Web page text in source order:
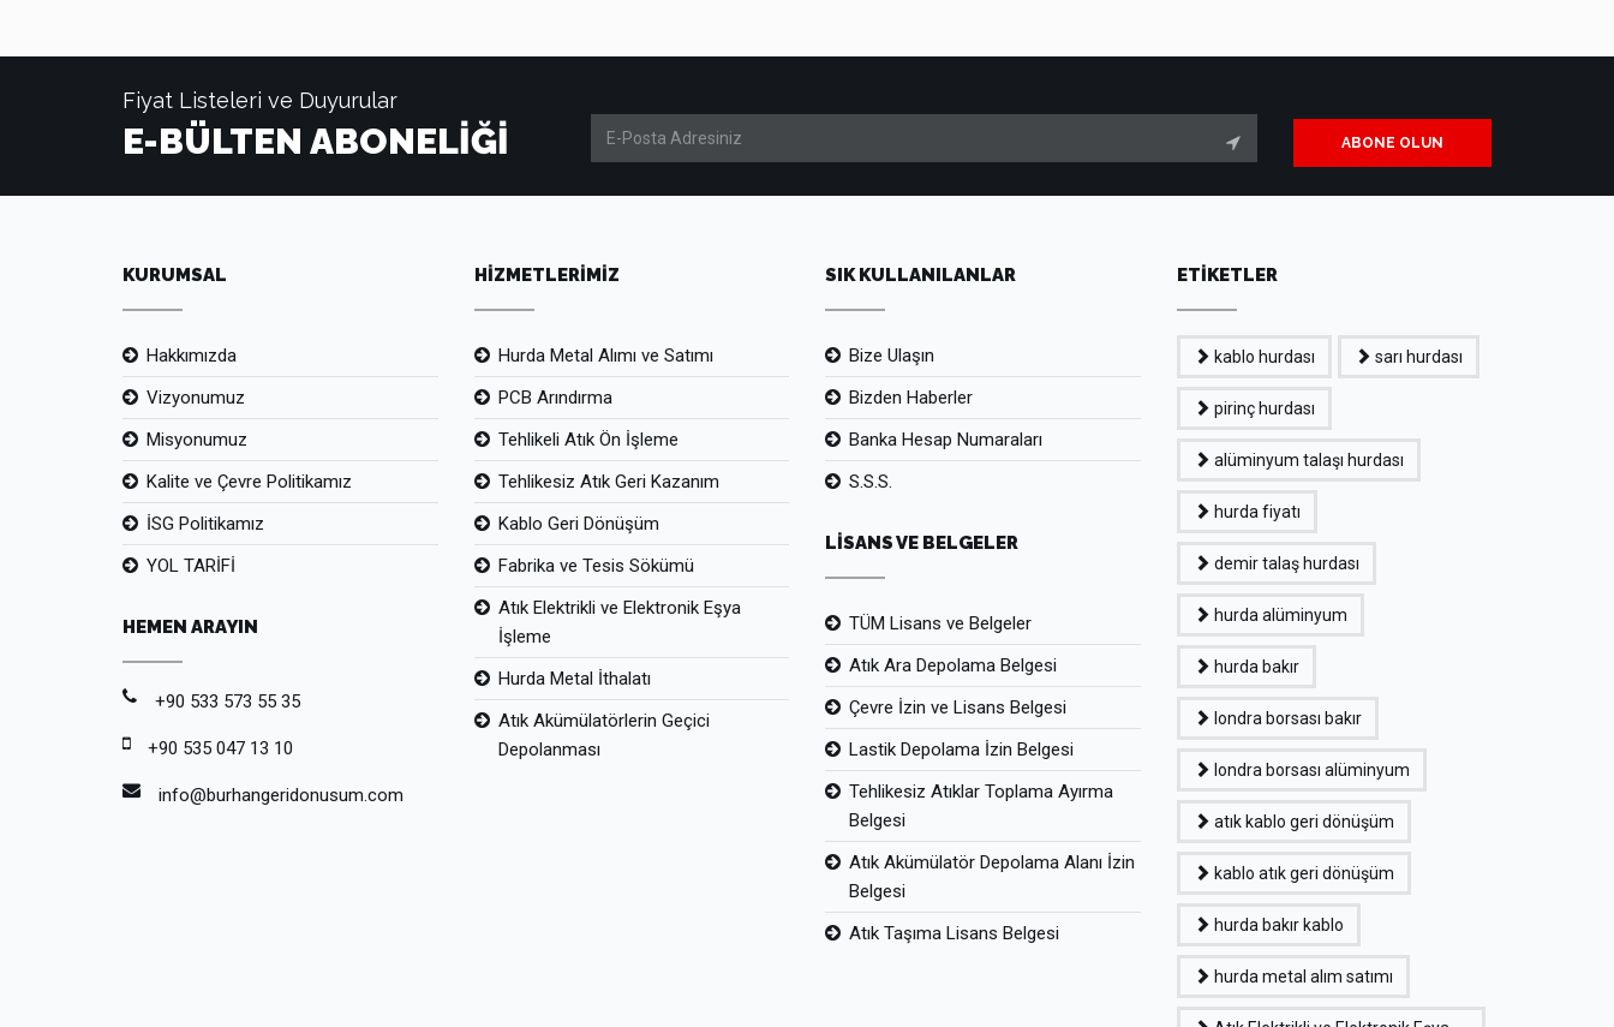
Fiyat Listeleri ve Duyurular
E-BÜLTEN ABONELİĞİ ABONE OLUN
KURUMSAL
Hakkımızda
Vizyonumuz
Misyonumuz
Kalite ve Çevre Politikamız
İSG Politikamız
YOL TARİFİ
HEMEN ARAYIN
+90 533 573 55 35
+90 535 047 13 10
info@burhangeridonusum.com
HİZMETLERİMİZ
Hurda Metal Alımı ve Satımı
PCB Arındırma
Tehlikeli Atık Ön İşleme
Tehlikesiz Atık Geri Kazanım
Kablo Geri Dönüşüm
Fabrika ve Tesis Sökümü
Atık Elektrikli ve Elektronik Eşya
İşleme
Hurda Metal İthalatı
Atık Akümülatörlerin Geçici
Depolanması
SIK KULLANILANLAR
Bize Ulaşın
Bizden Haberler
Banka Hesap Numaraları
S.S.S.
LİSANS VE BELGELER
TÜM Lisans ve Belgeler
Atık Ara Depolama Belgesi
Çevre İzin ve Lisans Belgesi
Lastik Depolama İzin Belgesi
Tehlikesiz Atıklar Toplama Ayırma
Belgesi
Atık Akümülatör Depolama Alanı İzin
Belgesi
Atık Taşıma Lisans Belgesi
ETİKETLER
kablo hurdası sarı hurdası
pirinç hurdası
alüminyum talaşı hurdası
hurda fiyatı
demir talaş hurdası
hurda alüminyum
hurda bakır
londra borsası bakır
londra borsası alüminyum
atık kablo geri dönüşüm
kablo atık geri dönüşüm
hurda bakır kablo
hurda metal alım satımı